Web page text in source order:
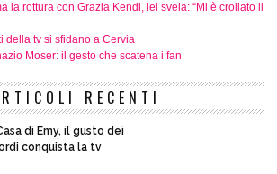
la rottura con Grazia Kendi, lei svela: “Mi è crollato il
della tv si sfidano a Cervia
Moser: il gesto che scatena i fan
RECENTI
di Emy, il gusto dei
conquista la tv